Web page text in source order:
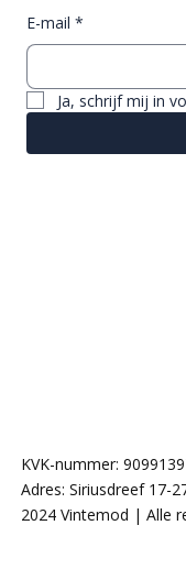
E-mail *
Ja, schrijf mij in
KVK-nummer:
Adres: Siriusdreef 17-
2024 Vintemod | Alle